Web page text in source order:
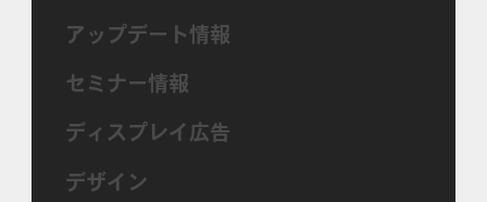
アップデート情報
セミナー情報
ディスプレイ広告
デザイン